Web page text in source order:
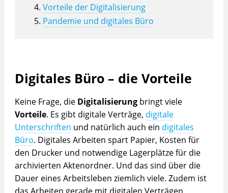
Vorteile der Digitalisierung
Pandemie und digitales Büro
Digitales Büro – die Vorteile
Keine Frage, die Digitalisierungbringt viele
Vorteile. Es gibt digitale Verträge, digitale
Unterschriften und natürlich auch ein digitales
Büro. Digitales Arbeiten spart Papier, Kosten für
den Drucker und notwendige Lagerplätze für die
archivierten Aktenordner. Und das sind über die
Dauer eines Arbeitsleben ziemlich viele. Zudem ist